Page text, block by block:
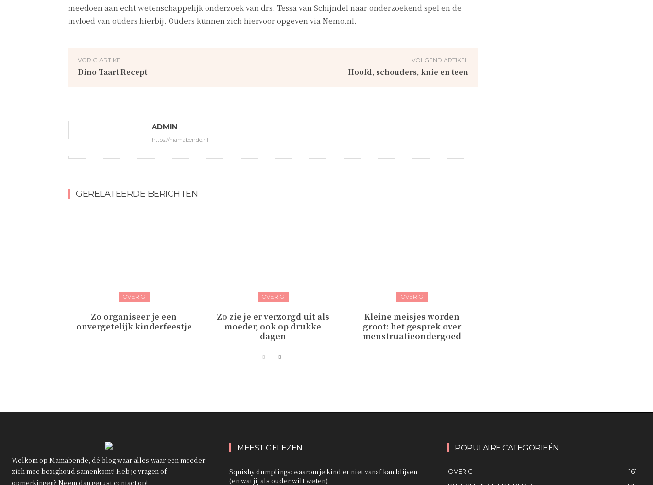
meedoen aan echt wetenschappelijk onderzoek van drs. Tessa van Schijndel naar onderzoekend spel en de
invloed van ouders hierbij. Ouders kunnen zich hiervoor opgeven via Nemo.nl.
VORIG ARTIKEL
Dino Taart Recept
VOLGEND ARTIKEL
Hoofd, schouders, knie en teen
ADMIN
https://mamabende.nl
GERELATEERDE BERICHTEN
OVERIG
Zo organiseer je een
onvergetelijk kinderfeestje
OVERIG
Zo zie je er verzorgd uit als
moeder, ook op drukke
dagen
OVERIG
Kleine meisjes worden
groot: het gesprek over
menstruatieondergoed
Welkom op Mamabende, dé blog waar alles waar een moeder
zich mee bezighoud samenkomt! Heb je vragen of
opmerkingen? Neem dan gerust contact op!
MEEST GELEZEN
Squishy dumplings: waarom je kind er niet vanaf kan blijven
(en wat jij als ouder wilt weten)
POPULAIRE CATEGORIEËN
OVERIG
161